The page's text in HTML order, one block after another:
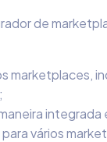
de
marketplaces,
integrada
vários